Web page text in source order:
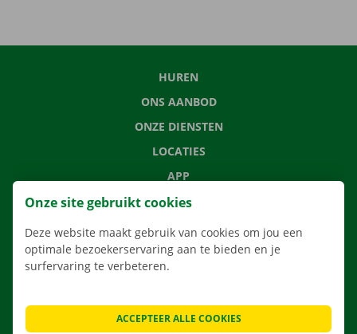
HUREN
ONS AANBOD
ONZE DIENSTEN
LOCATIES
APP
VERHUISOPLOSSINGEN
NIEUWS
Onze site gebruikt cookies
Deze website maakt gebruik van cookies om jou een
optimale bezoekerservaring aan te bieden en je
surfervaring te verbeteren.
ACCEPTEER ALLE COOKIES